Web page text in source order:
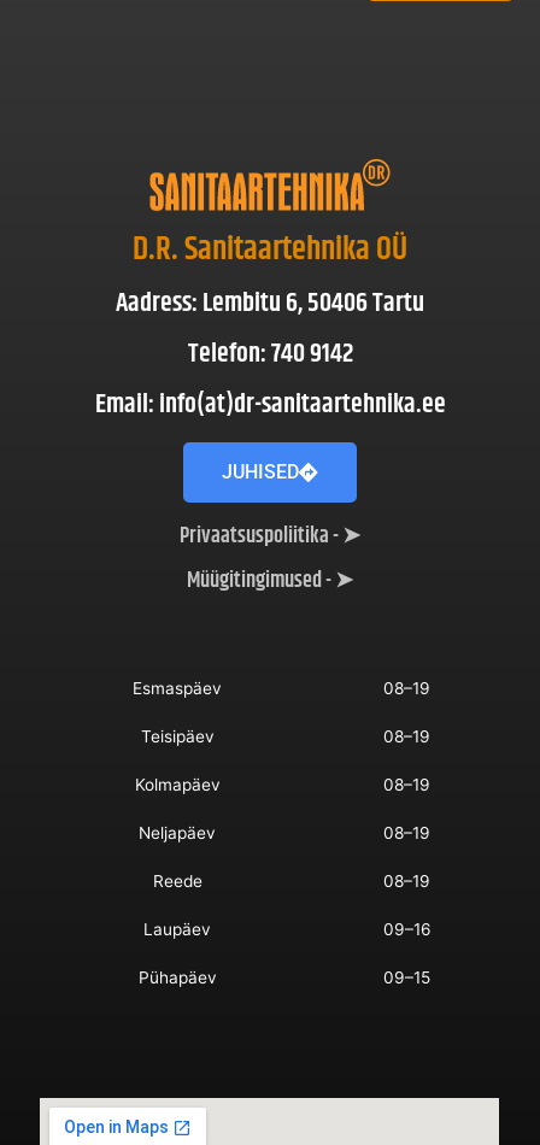
D.R. Sanitaartehnika OÜ
Aadress: Lembitu 6, 50406 Tartu
Telefon: 740 9142
Email: info(at)dr-sanitaartehnika.ee
JUHISED
Privaatsuspoliitika - ➤
Müügitingimused - ➤
Esmaspäev 08–19
Teisipäev 08–19
Kolmapäev 08–19
Neljapäev 08–19
Reede 08–19
Laupäev 09–16
Pühapäev 09–15